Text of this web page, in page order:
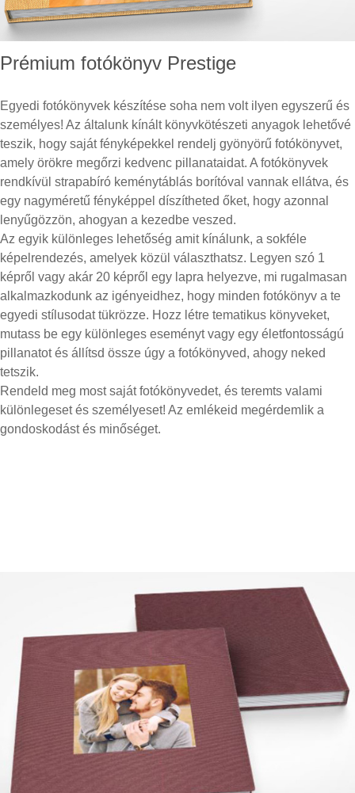
Prémium fotókönyv Prestige
Egyedi fotókönyvek készítése soha nem volt ilyen egyszerű és
személyes! Az általunk kínált könyvkötészeti anyagok lehetővé
teszik, hogy saját fényképekkel rendelj gyönyörű fotókönyvet,
amely örökre megőrzi kedvenc pillanataidat. A fotókönyvek
rendkívül strapabíró keménytáblás borítóval vannak ellátva, és
egy nagyméretű fényképpel díszítheted őket, hogy azonnal
lenyűgözzön, ahogyan a kezedbe veszed.
Az egyik különleges lehetőség amit kínálunk, a sokféle
képelrendezés, amelyek közül választhatsz. Legyen szó 1
képről vagy akár 20 képről egy lapra helyezve, mi rugalmasan
alkalmazkodunk az igényeidhez, hogy minden fotókönyv a te
egyedi stílusodat tükrözze. Hozz létre tematikus könyveket,
mutass be egy különleges eseményt vagy egy életfontosságú
pillanatot és állítsd össze úgy a fotókönyved, ahogy neked
tetszik.
Rendeld meg most saját fotókönyvedet, és teremts valami
különlegeset és személyeset! Az emlékeid megérdemlik a
gondoskodást és minőséget.